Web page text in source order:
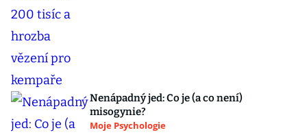
Nenápadný jed: Co je (a co není)
misogynie?
Moje Psychologie